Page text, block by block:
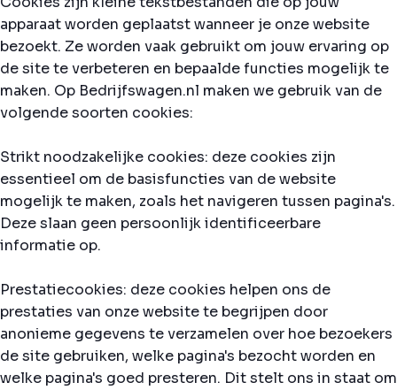
apparaat worden geplaatst wanneer je onze website
bezoekt. Ze worden vaak gebruikt om jouw ervaring op
de site te verbeteren en bepaalde functies mogelijk te
maken. Op Bedrijfswagen.nl maken we gebruik van de
volgende soorten cookies:
Strikt noodzakelijke cookies: deze cookies zijn
essentieel om de basisfuncties van de website
mogelijk te maken, zoals het navigeren tussen pagina's.
Deze slaan geen persoonlijk identificeerbare
informatie op.
Prestatiecookies: deze cookies helpen ons de
prestaties van onze website te begrijpen door
anonieme gegevens te verzamelen over hoe bezoekers
de site gebruiken, welke pagina's bezocht worden en
welke pagina's goed presteren. Dit stelt ons in staat om